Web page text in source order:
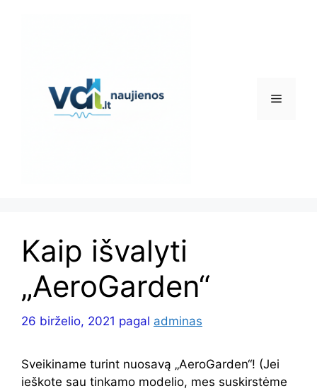
Meniu
Kaip išvalyti
„AeroGarden“
26 birželio, 2021 pagal adminas
Sveikiname turint nuosavą „AeroGarden“! (Jei
ieškote sau tinkamo modelio, mes suskirstėme